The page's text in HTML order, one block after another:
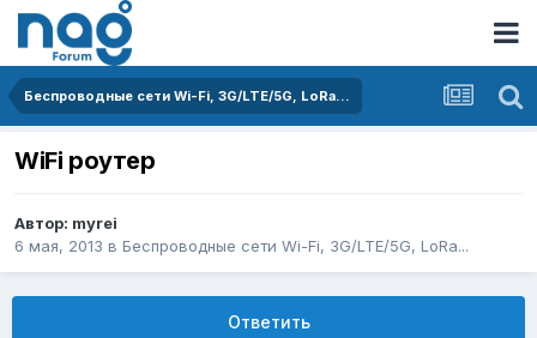
Беспроводные сети Wi-Fi, 3G/LTE/5G, LoRa...
WiFi роутер
Автор: myrei
6 мая, 2013 в Беспроводные сети Wi-Fi, 3G/LTE/5G, LoRa...
Ответить